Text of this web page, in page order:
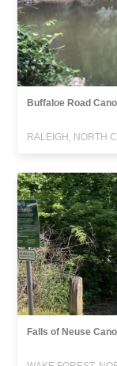
Buffaloe Road
RALEIGH, NORTH
Falls of Neuse